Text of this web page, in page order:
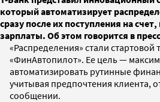
который автоматизирует
сразу после их поступления на
зарплаты. Об этом говорится в
«Распределения» стали стартовой
«ФинАвтопилот». Ее цель —
автоматизировать рутинные
учитывая предпочтения клиента,
сообщении.